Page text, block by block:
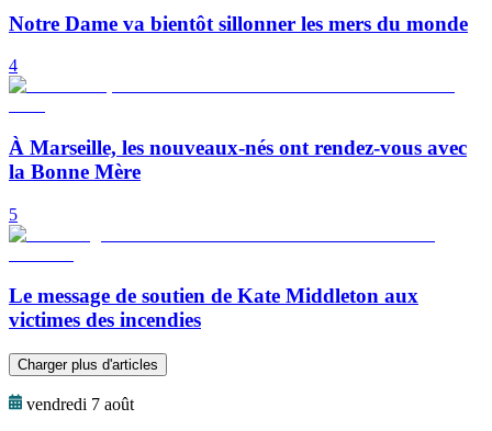
Notre Dame va bientôt sillonner les mers du monde
4
À Marseille, les nouveaux-nés ont rendez-vous avec
la Bonne Mère
5
Le message de soutien de Kate Middleton aux
victimes des incendies
Charger plus d'articles
vendredi 7 août